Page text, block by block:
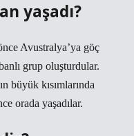
yaşadı?
Avustralya’ya göç
grup oluşturdular.
büyük kısımlarında
orada yaşadılar.